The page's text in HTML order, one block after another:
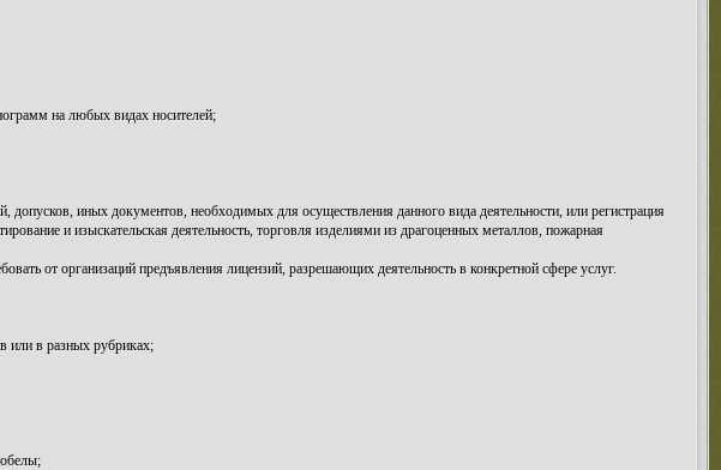
на любых видах носителей;
иных документов, необходимых для осуществления данного вида деятельности, или регистрация
и изыскательская деятельность, торговля изделиями из драгоценных металлов, пожарная
от организаций предъявления лицензий, разрешающих деятельность в конкретной сфере услуг.
или в разных рубриках;